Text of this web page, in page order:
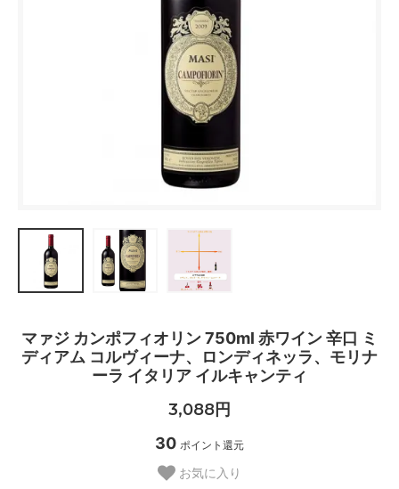
マァジ カンポフィオリン 750ml 赤ワイン 辛口 ミ
ディアム コルヴィーナ、ロンディネッラ、モリナ
ーラ イタリア イルキャンティ
3,088円
30 ポイント還元
お気に入り